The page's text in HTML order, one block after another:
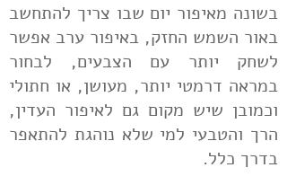
בשונה מאיפור יום שבו צריך להתחשב
באור השמש החזק, באיפור ערב אפשר
לשחק יותר עם הצבעים, לבחור
במראה דרמטי יותר, מעושן, או חתולי
וכמובן שיש מקום גם לאיפור העדין,
הרך והטבעי למי שלא נוהגת להתאפר
בדרך כלל.